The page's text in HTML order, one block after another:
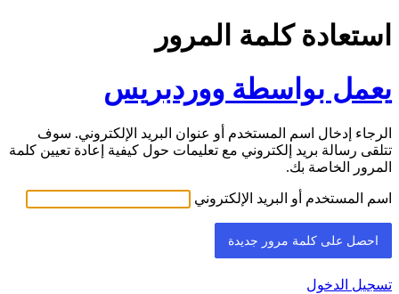
استعادة كلمة المرور
يعمل بواسطة ووردبريس
الرجاء إدخال اسم المستخدم أو عنوان البريد الإلكتروني. سوف
تتلقى رسالة بريد إلكتروني مع تعليمات حول كيفية إعادة تعيين كلمة
المرور الخاصة بك.
اسم المستخدم أو البريد الإلكتروني
تسجيل الدخول